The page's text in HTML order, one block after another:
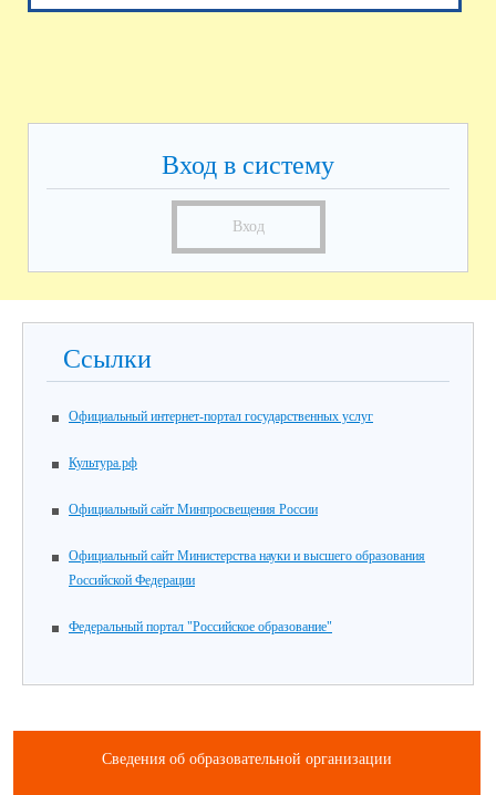
Вход в систему
Вход
Ссылки
Официальный интернет-портал государственных услуг
Культура.рф
Официальный сайт Минпросвещения России
Официальный сайт Министерства науки и высшего образования
Российской Федерации
Федеральный портал "Российское образование"
Сведения об образовательной организации